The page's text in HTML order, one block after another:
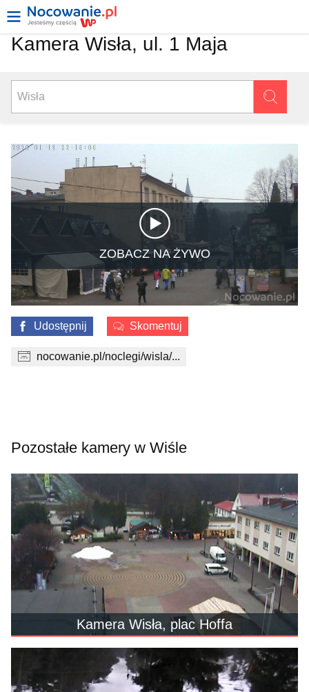
Kamera Wisła, ul. 1 Maja
ZOBACZ NA ŻYWO
Udostępnij Skomentuj
nocowanie.pl/noclegi/wisla/...
Pozostałe kamery w Wiśle
Kamera Wisła, plac Hoffa